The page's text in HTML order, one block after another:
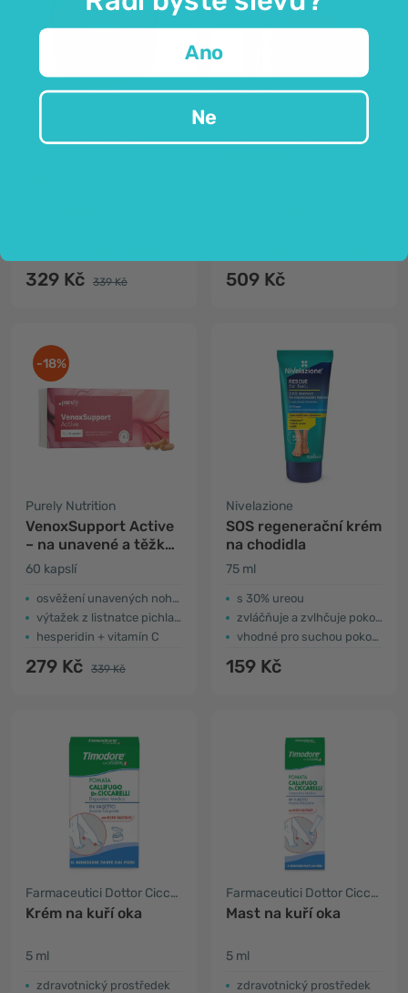
Bambucké máslo
329 Kč 339 Kč
Pero pro odstranění
509 Kč
-18%
Purely Nutrition
VenoxSupport Active
– na unavené a těžké
nohy
60 kapslí
osvěžení unavených nohou
výtažek z listnatce pichlavého
hesperidin + vitamín C
279 Kč 339 Kč
Nivelazione
SOS regenerační krém
na chodidla
75 ml
s 30% ureou
zvláčňuje a zvlhčuje pokožku
vhodné pro suchou pokožku nohou
159 Kč
Farmaceutici Dottor Ciccarelli
Krém na kuří oka
5 ml
zdravotnický prostředek
Farmaceutici Dottor Ciccarelli
Mast na kuří oka
5 ml
zdravotnický prostředek
Ano
Ne